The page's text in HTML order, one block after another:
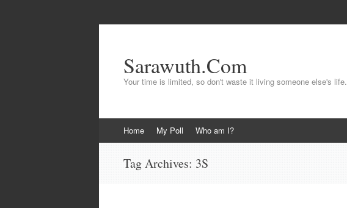
Sarawuth.Com
Your time is limited, so don't waste it living someone else's life.
to
Home My Poll Who am I?
Tag Archives: 3S